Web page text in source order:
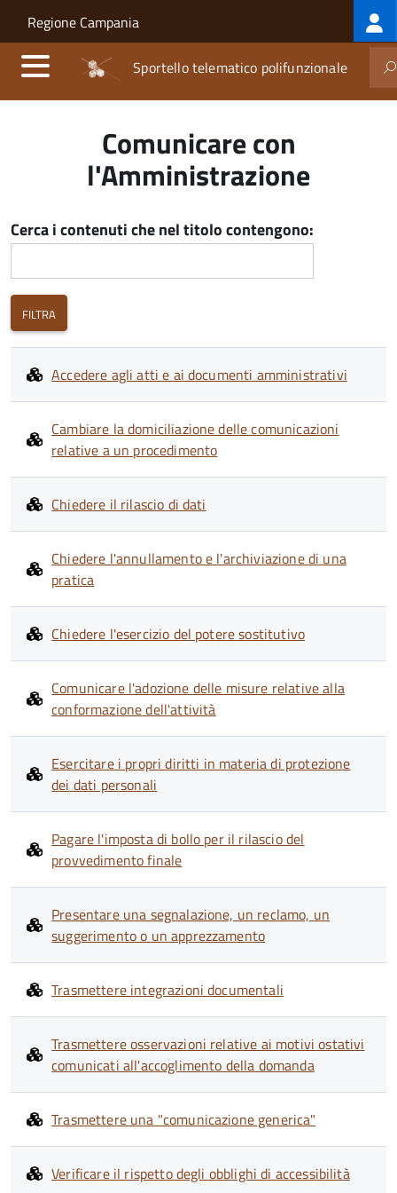
Salta al contenuto principale
Skip to site navigation
Regione Campania
Sportello telematico polifunzionale
Comunicare con
l'Amministrazione
Cerca i contenuti che nel titolo contengono:
Accedere agli atti e ai documenti amministrativi
Cambiare la domiciliazione delle comunicazioni
relative a un procedimento
Chiedere il rilascio di dati
Chiedere l'annullamento e l'archiviazione di una
pratica
Chiedere l'esercizio del potere sostitutivo
Comunicare l'adozione delle misure relative alla
conformazione dell'attività
Esercitare i propri diritti in materia di protezione
dei dati personali
Pagare l'imposta di bollo per il rilascio del
provvedimento finale
Presentare una segnalazione, un reclamo, un
suggerimento o un apprezzamento
Trasmettere integrazioni documentali
Trasmettere osservazioni relative ai motivi ostativi
comunicati all'accoglimento della domanda
Trasmettere una "comunicazione generica"
Verificare il rispetto degli obblighi di accessibilità